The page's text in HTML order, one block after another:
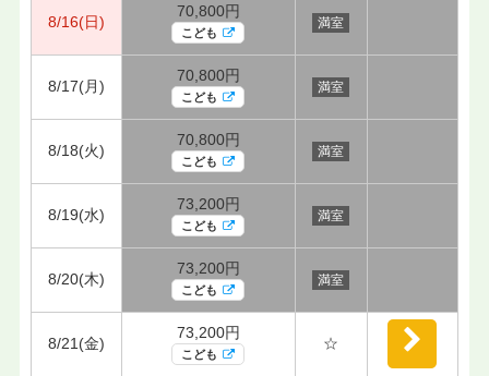
8/16(日)
70,800円
こども
満室
8/17(月)
70,800円
こども
満室
8/18(火)
70,800円
こども
満室
8/19(水)
73,200円
こども
満室
8/20(木)
73,200円
こども
満室
8/21(金)
73,200円
こども
☆